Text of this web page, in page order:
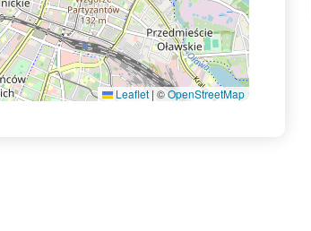
Leaflet | ©OpenStreetMap